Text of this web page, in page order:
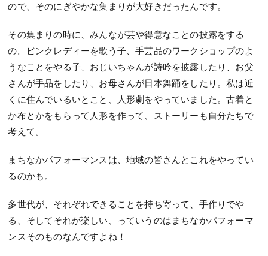
ので、そのにぎやかな集まりが大好きだったんです。
その集まりの時に、みんなが芸や得意なことの披露をする
の。ピンクレディーを歌う子、手芸品のワークショップのよ
うなことをやる子、おじいちゃんが詩吟を披露したり、お父
さんが手品をしたり、お母さんが日本舞踊をしたり。私は近
くに住んでいるいとこと、人形劇をやっていました。古着と
か布とかをもらって人形を作って、ストーリーも自分たちで
考えて。
まちなかパフォーマンスは、地域の皆さんとこれをやってい
るのかも。
多世代が、それぞれできることを持ち寄って、手作りでや
る、そしてそれが楽しい、っていうのはまちなかパフォーマ
ンスそのものなんですよね！